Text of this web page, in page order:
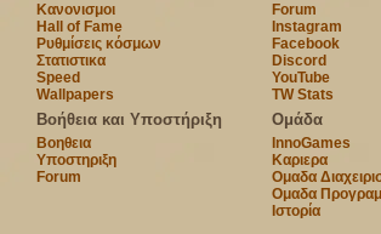
Κανονισμοι
Hall of Fame
Ρυθμίσεις κόσμων
Στατιστικα
Speed
Wallpapers
Forum
Instagram
Facebook
Discord
YouTube
TW Stats
Βοήθεια και Υποστήριξη
Βοηθεια
Υποστηριξη
Forum
Ομάδα
InnoGames
Καριερα
Ομαδα
Ομαδα
Ιστορία